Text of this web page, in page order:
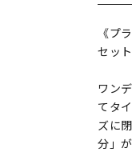
《プ
セット
ワン
てタ
ズに
分」